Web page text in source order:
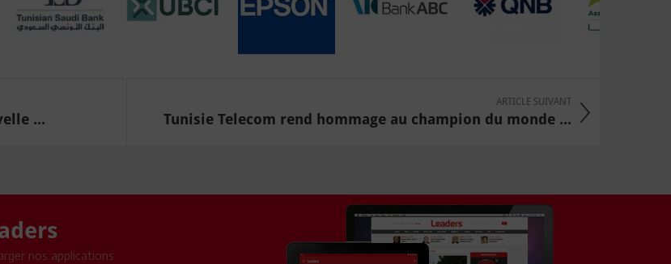
...
ARTICLE SUIVANT
Tunisie Telecom rend hommage au champion du monde ...
nos applications